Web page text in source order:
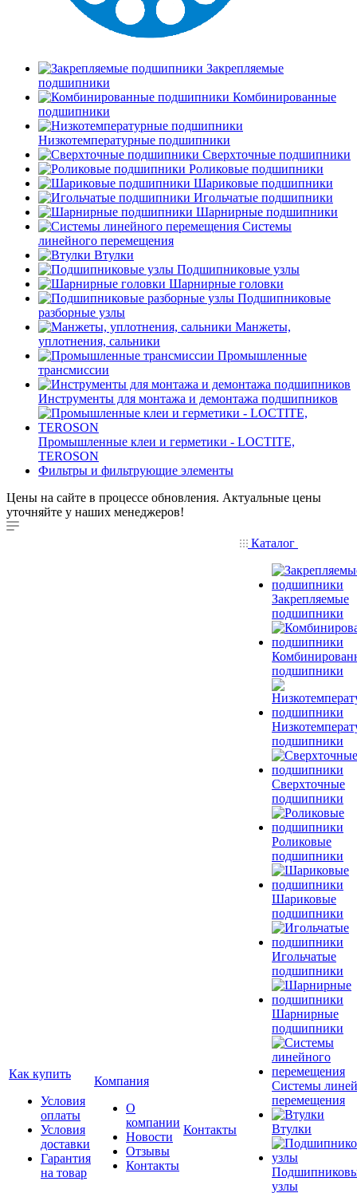
Закрепляемые
подшипники
Комбинированные
подшипники
Низкотемпературные подшипники
Сверхточные подшипники
Роликовые подшипники
Шариковые подшипники
Игольчатые подшипники
Шарнирные подшипники
Системы
линейного перемещения
Втулки
Подшипниковые узлы
Шарнирные головки
Подшипниковые
разборные узлы
Манжеты,
уплотнения, сальники
Промышленные
трансмиссии
Инструменты для монтажа и демонтажа подшипников
Промышленные клеи и герметики - LOCTITE,
TEROSON
Фильтры и фильтрующие элементы
Цены на сайте в процессе обновления. Актуальные цены
уточняйте у наших менеджеров!
Как купить
Условия
оплаты
Условия
доставки
Гарантия
на товар
Компания
О
компании
Новости
Отзывы
Контакты
Контакты
Каталог
Закрепляемые
подшипники
подшипники
подшипники
Сверхточные
подшипники
Роликовые
подшипники
Шариковые
подшипники
Игольчатые
подшипники
Шарнирные
подшипники
Системы
перемещения
Втулки
узлы